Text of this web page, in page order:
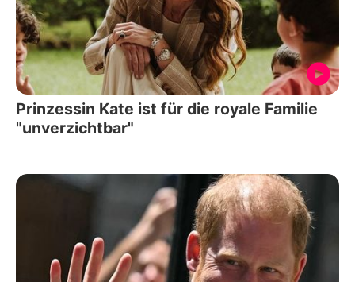
Prinzessin Kate ist für die royale Familie
"unverzichtbar"